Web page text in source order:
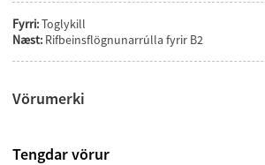
Fyrri:Toglykill
Næst: Rifbeinsflögnunarrúlla fyrir B2
Vörumerki
Tengdar vörur